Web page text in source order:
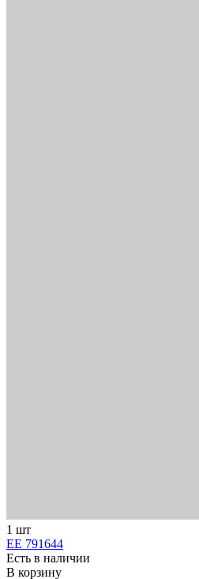
1 шт
ЕЕ 791644
Есть в наличии
В корзину